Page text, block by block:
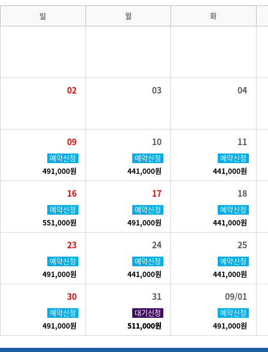
일 월 화
02 03 04
09
예약신청
491,000원
10
예약신청
441,000원
11
예약신청
441,000원
16
예약신청
551,000원
17
예약신청
491,000원
18
예약신청
441,000원
23
예약신청
491,000원
24
예약신청
441,000원
25
예약신청
441,000원
30
예약신청
491,000원
31
예약신청
511,000원
대기신청
511,000원
09/01
예약신청
491,000원